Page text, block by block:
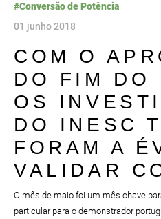
#Conversão de Potência
01 junho 2018
COM O
DO FIM DO
OS
DO INESC
FORAM A
VALIDAR
O mês de maio foi um mês chave
particular para o demonstrador